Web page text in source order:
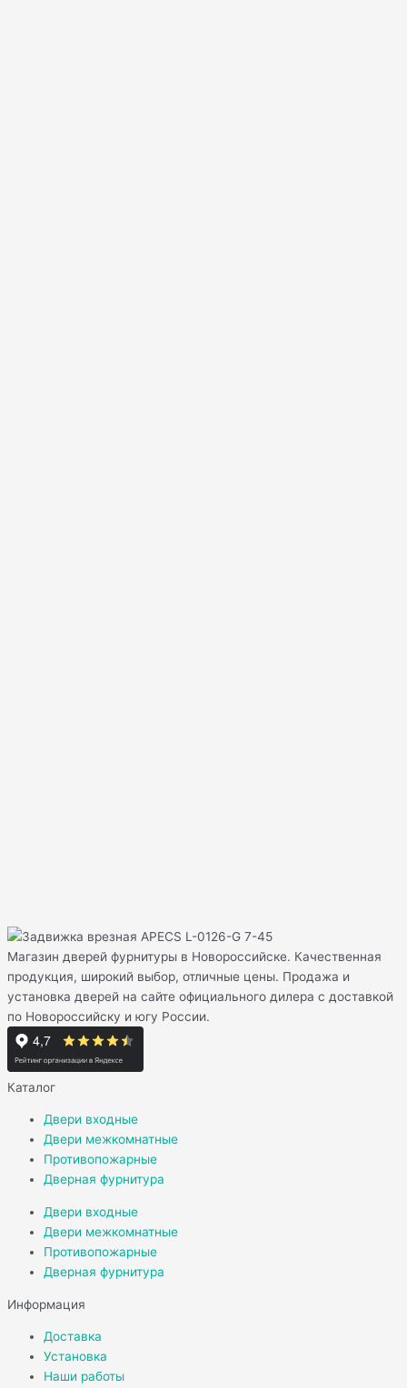
Магазин дверей фурнитуры в Новороссийске. Качественная
продукция, широкий выбор, отличные цены. Продажа и
установка дверей на сайте официального дилера с доставкой
по Новороссийску и югу России.
Каталог
Двери входные
Двери межкомнатные
Противопожарные
Дверная фурнитура
Двери входные
Двери межкомнатные
Противопожарные
Дверная фурнитура
Информация
Доставка
Установка
Наши работы